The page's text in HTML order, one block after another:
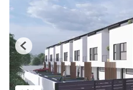
Previous